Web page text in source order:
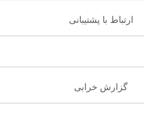
ارتباط با پشتیبانی
گزارش خرابی